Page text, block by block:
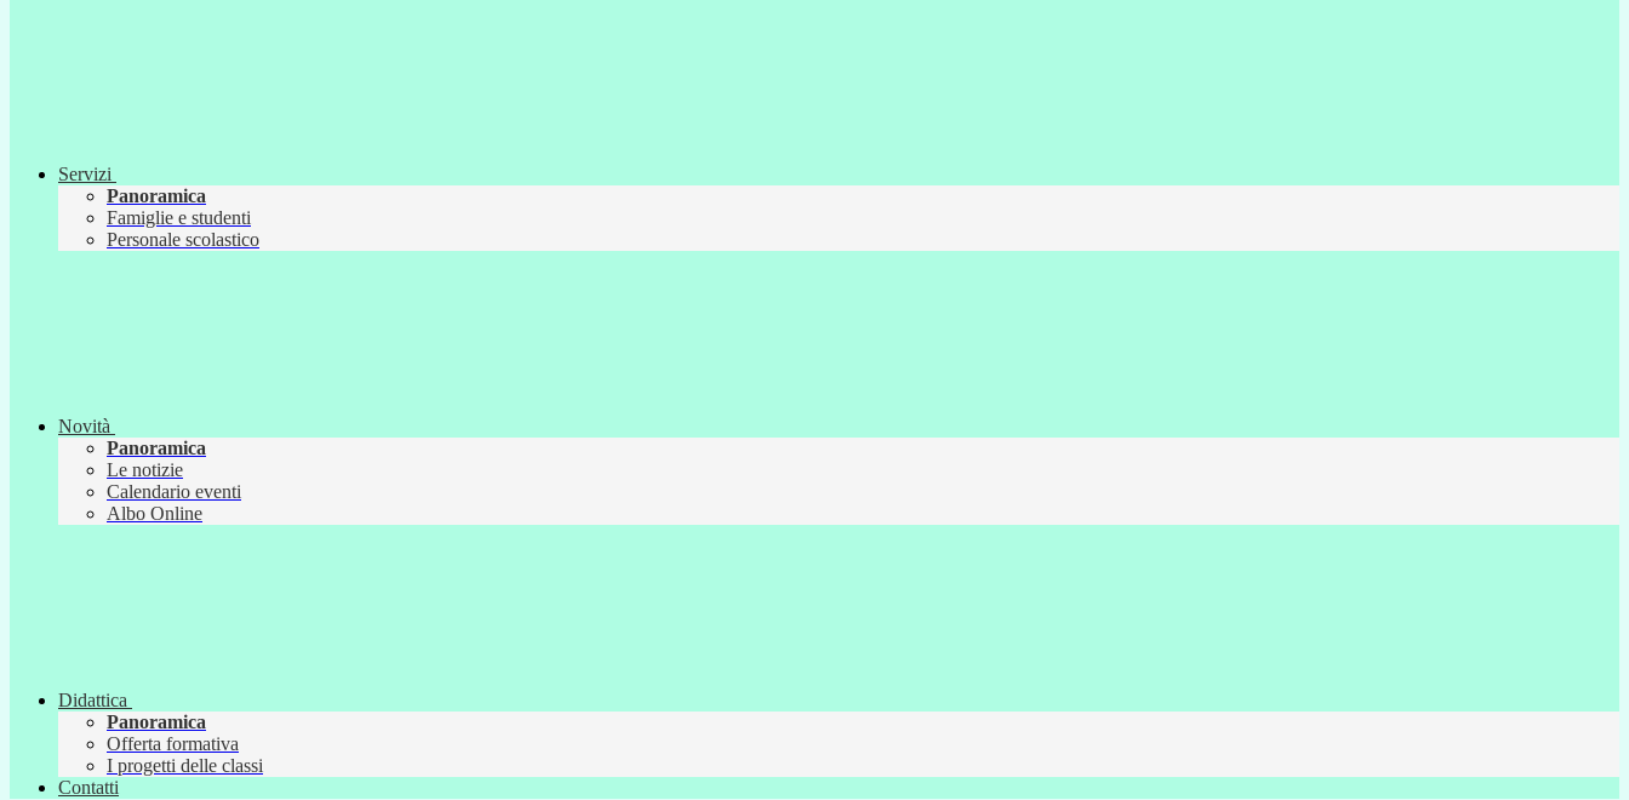
Servizi
Panoramica
Famiglie e studenti
Personale scolastico
Novità
Panoramica
Le notizie
Calendario eventi
Albo Online
Didattica
Panoramica
Offerta formativa
I progetti delle classi
Contatti